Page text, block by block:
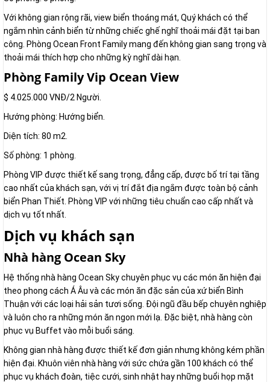
Với không gian rộng rãi, view biển thoáng mát, Quý khách có thể
ngắm nhìn cảnh biển từ những chiếc ghế nghĩ thoải mái đặt tại ban
công. Phòng Ocean Front Family mang đến không gian sang trọng và
thoải mái thích hợp cho những kỳ nghĩ dài hạn.
Phòng Family Vip Ocean View
$ 4.025.000 VNĐ/2 Người.
Hướng phòng: Hướng biển.
Diện tích: 80 m2.
Số phòng: 1 phòng.
Phòng VIP được thiết kế sang trọng, đẳng cấp, được bố trí tại tầng
cao nhất của khách sạn, với vị trí đắt địa ngắm được toàn bộ cảnh
biển Phan Thiết. Phòng VIP với những tiêu chuẩn cao cấp nhất và
dịch vụ tốt nhất.
Dịch vụ khách sạn
Nhà hàng Ocean Sky
Hệ thống nhà hàng Ocean Sky chuyên phục vụ các món ăn hiện đại
theo phong cách Á Âu và các món ăn đặc sản của xứ biển Bình
Thuận với các loại hải sản tươi sống. Đội ngũ đầu bếp chuyên nghiệp
và luôn cho ra những món ăn ngon mới lạ. Đặc biệt, nhà hàng còn
phục vụ Buffet vào mỗi buổi sáng.
Không gian nhà hàng được thiết kế đơn giản nhưng không kém phần
hiện đại. Khuôn viên nhà hàng với sức chứa gần 100 khách có thể
phục vụ khách đoàn, tiệc cưới, sinh nhật hay những buổi họp mặt